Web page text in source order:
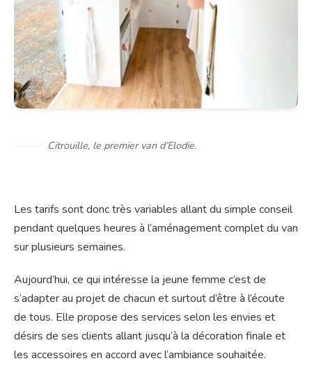
Citrouille, le premier van d’Elodie.
Les tarifs sont donc très variables allant du simple conseil
pendant quelques heures à l’aménagement complet du van
sur plusieurs semaines.
Aujourd’hui, ce qui intéresse la jeune femme c’est de
s’adapter au projet de chacun et surtout d’être à l’écoute
de tous. Elle propose des services selon les envies et
désirs de ses clients allant jusqu’à la décoration finale et
les accessoires en accord avec l’ambiance souhaitée.